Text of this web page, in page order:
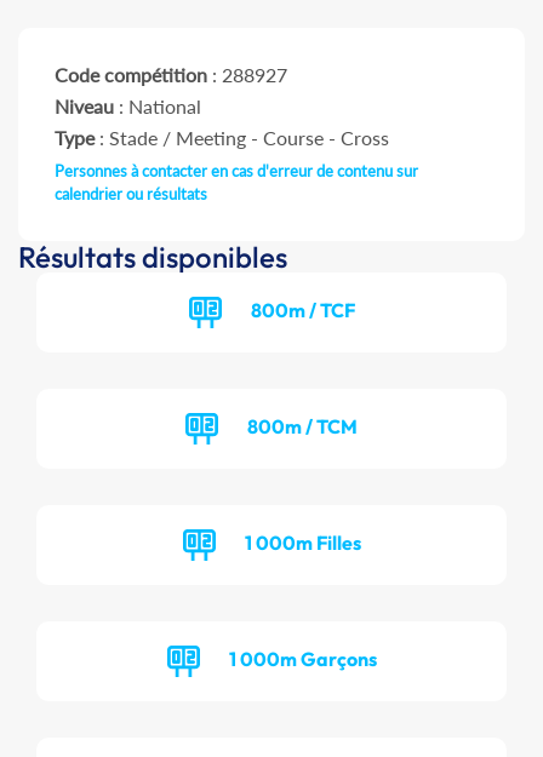
Code compétition : 288927
Niveau : National
Type: Stade / Meeting - Course - Cross
Personnes à contacter en cas d'erreur de contenu sur
calendrier ou résultats
Résultats disponibles
800m / TCF
800m / TCM
1 000m Filles
1 000m Garçons